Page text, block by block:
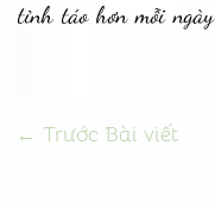
tỉnh táo hơn mỗi ngày
← Trước Bài viết